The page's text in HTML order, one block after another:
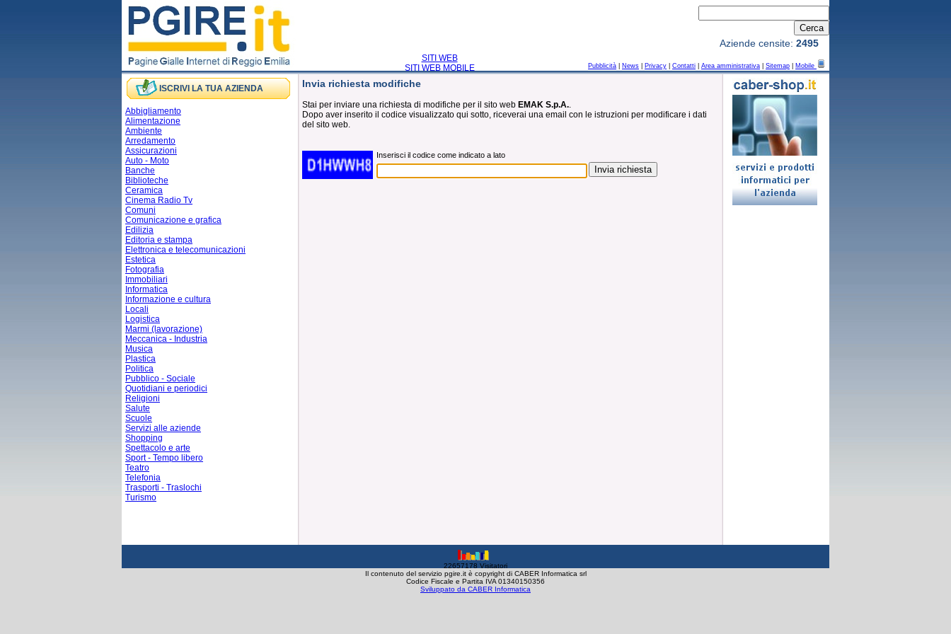
SITI WEB
SITI WEB MOBILE
Pubblicità News Privacy Contatti Area amministrativa Sitemap Mobile
Aziende censite: 2495
ISCRIVI LA TUA AZIENDA
Abbigliamento
Alimentazione
Ambiente
Arredamento
Assicurazioni
Auto - Moto
Banche
Biblioteche
Ceramica
Cinema Radio Tv
Comuni
Comunicazione e grafica
Edilizia
Editoria e stampa
Elettronica e telecomunicazioni
Estetica
Fotografia
Immobiliari
Informatica
Informazione e cultura
Locali
Logistica
Marmi (lavorazione)
Meccanica - Industria
Musica
Plastica
Politica
Pubblico - Sociale
Quotidiani e periodici
Religioni
Salute
Scuole
Servizi alle aziende
Shopping
Spettacolo e arte
Sport - Tempo libero
Teatro
Telefonia
Trasporti - Traslochi
Turismo
Invia richiesta modifiche
Stai per inviare una richiesta di modifiche per il sito web EMAK S.p.A..
Dopo aver inserito il codice visualizzato qui sotto, riceverai una email con le istruzioni per modificare i dati
del sito web.
Inserisci il codice come indicato a lato
22657178 Visitatori
Il contenuto del servizio pgire.it è copyright di CABER Informatica srl
Codice Fiscale e Partita IVA 01340150356
Sviluppato da CABER Informatica